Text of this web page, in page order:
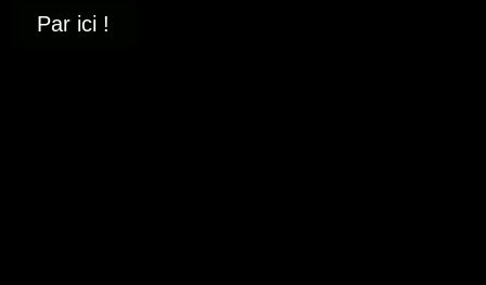
Par ici !